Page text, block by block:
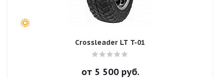
Crossleader LT T-01
от 5 500руб.